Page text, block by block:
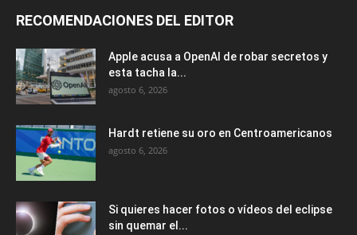
RECOMENDACIONES DEL EDITOR
Apple acusa a OpenAI de robar secretos y
esta tacha la...
agosto 6, 2026
Hardt retiene su oro en Centroamericanos
agosto 6, 2026
Si quieres hacer fotos o vídeos del eclipse
sin quemar el...